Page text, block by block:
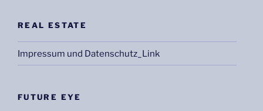
REAL ESTATE
Impressum und Datenschutz_Link
FUTURE EYE